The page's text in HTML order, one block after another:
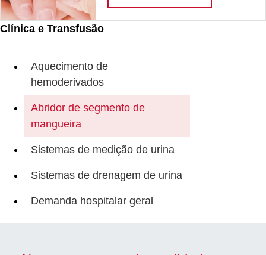
Clínica e Transfusão
Aquecimento de
hemoderivados
Abridor de segmento de
mangueira
Sistemas de medição de urina
Sistemas de drenagem de urina
Demanda hospitalar geral